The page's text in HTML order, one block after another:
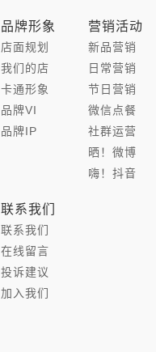
品牌形象
店面规划
我们的店
卡通形象
品牌VI
品牌IP
营销活动
新品营销
日常营销
节日营销
微信点餐
社群运营
晒！微博
嗨！抖音
联系我们
联系我们
在线留言
投诉建议
加入我们